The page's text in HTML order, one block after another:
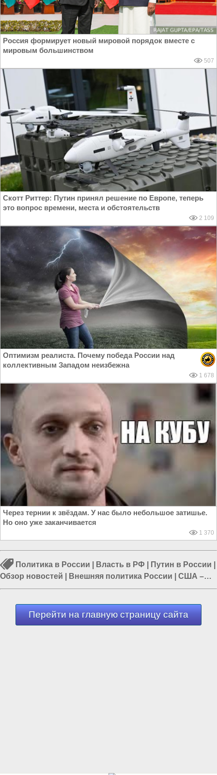
Россия формирует новый мировой порядок вместе с
мировым большинством
507
Скотт Риттер: Путин принял решение по Европе, теперь
это вопрос времени, места и обстоятельств
2 109
Оптимизм реалиста. Почему победа России над
коллективным Западом неизбежна
1 678
Через тернии к звёздам. У нас было небольшое затишье.
Но оно уже заканчивается
1 370
Политика в России Власть в РФ Путин в России
Обзор новостей
Внешняя политика России
США –
агрессор|Дикий Запад
Перейти на главную страницу сайта